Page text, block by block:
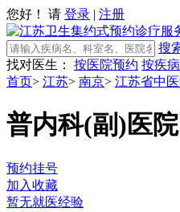
您好！ 请 登录 | 注册
搜
找对医生：
按医院预约 按疾
首页> 江苏> 南京> 江苏省中
普内科(副)医院
预约挂号
加入收藏
暂无就医经验